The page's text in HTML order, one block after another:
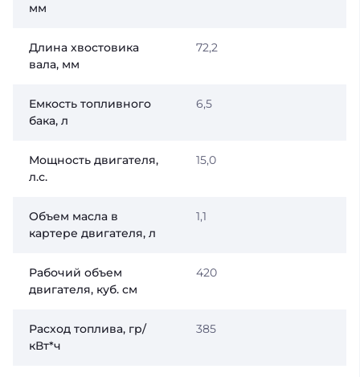
мм
Длина хвостовика
вала, мм
72,2
Емкость топливного
бака, л
6,5
Мощность двигателя,
л.с.
15,0
Объем масла в
картере двигателя, л
1,1
Рабочий объем
двигателя, куб. см
420
Расход топлива, гр/
кВт*ч
385